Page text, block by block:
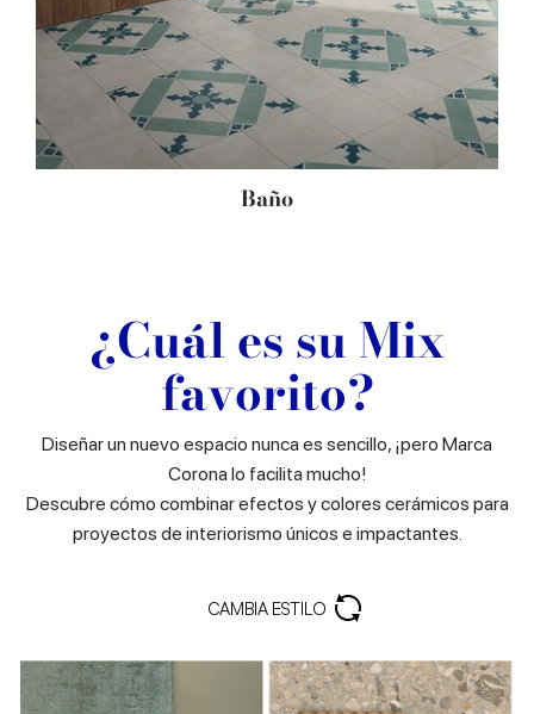
Baño
¿Cuál es su Mix
favorito?
Diseñar un nuevo espacio nunca es sencillo, ¡pero Marca
Corona lo facilita mucho!
Descubre cómo combinar efectos y colores cerámicos para
proyectos de interiorismo únicos e impactantes.
CAMBIA ESTILO